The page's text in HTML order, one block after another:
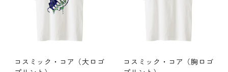
コスミック・コア（大ロゴ
コスミック・コア（胸ロゴ